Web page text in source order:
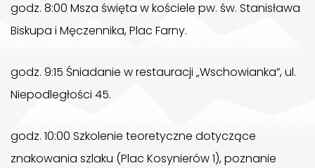
godz. 8:00 Msza święta w kościele pw. św. Stanisława
Biskupa i Męczennika, Plac Farny.
godz. 9:15 Śniadanie w restauracji „Wschowianka”, ul.
Niepodległości 45.
godz. 10:00 Szkolenie teoretyczne dotyczące
znakowania szlaku (Plac Kosynierów 1), poznanie